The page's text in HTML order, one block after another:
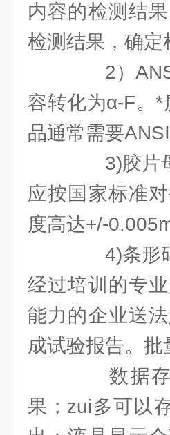
内容的检测结
检测结果，确
2）ANSI
容转化为α-F。
品通常需要ANSI
3)胶片母
应按国家标准
度高达+/-
4)条形码
经过培训的专
能力的企业送
成试验报告。
数据存
果；zui多可以